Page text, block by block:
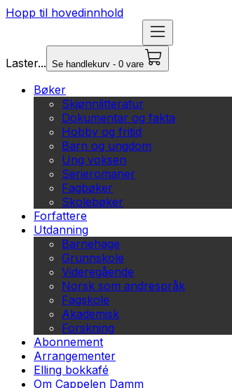
Hopp til hovedinnhold
Laster... Se handlekurv - 0 vare
Bøker
Skjønnlitteratur
Dokumentar og fakta
Hobby og fritid
Barn og ungdom
Ung voksen
Serieromaner
Fagbøker
Skolebøker
Forfattere
Utdanning
Barnehage
Grunnskole
Videregående
Norsk som andrespråk
Fagskole
Akademisk
Forskning
Abonnement
Arrangementer
Elling bokkafé
Om Cappelen Damm